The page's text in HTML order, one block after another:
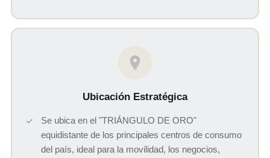
Ubicación Estratégica
Se ubica en el "TRIÁNGULO DE ORO"
equidistante de los principales centros de consumo
del país, ideal para la movilidad, los negocios,